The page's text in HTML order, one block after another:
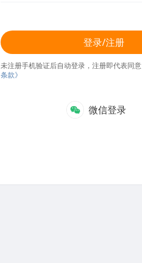
登录/注册
未注册手机验证后自动登录，注册即代表同意
条款》
微信登录